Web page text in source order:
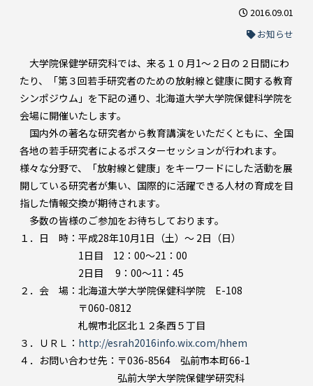
2016.09.01
お知らせ
大学院保健学研究科では、来る１０月1～２日の２日間にわ
たり、「第３回若手研究者のための放射線と健康に関する教育
シンポジウム」を下記の通り、北海道大学大学院保健科学院を
会場に開催いたします。
国内外の著名な研究者から教育講演をいただくともに、全国
各地の若手研究者によるポスターセッションが行われます。
様々な分野で、「放射線と健康」をキーワードにした活動を展
開している研究者が集い、国際的に活躍できる人材の育成を目
指した情報交換が期待されます。
多数の皆様のご参加をお待ちしております。
１．日 時：平成28年10月1日（土）～ 2日（日）
1日目 12：00～21：00
2日目 9：00～11：45
２．会 場：北海道大学大学院保健科学院 E-108
〒060-0812
札幌市北区北１２条西５丁目
３．ＵＲＬ： http://esrah2016info.wix.com/hhem
４．お問い合わせ先：〒036-8564 弘前市本町66-1
弘前大学大学院保健学研究科